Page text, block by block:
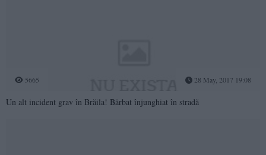
5665 28 May, 2017 19:08
Un alt incident grav în Brăila! Bărbat înjunghiat în stradă